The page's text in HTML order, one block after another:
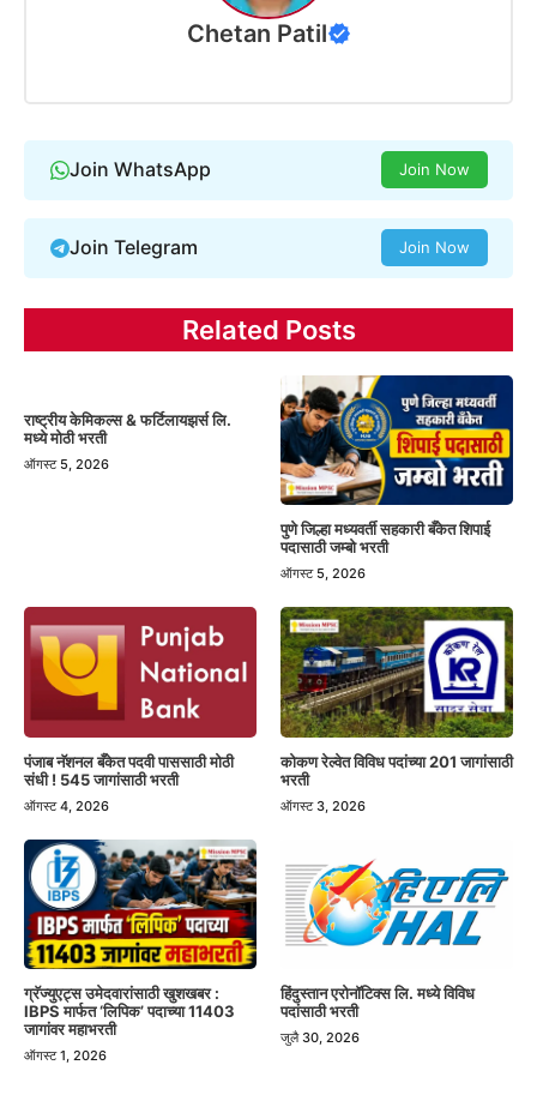
Chetan Patil
Join WhatsApp Join Now
Join Telegram Join Now
Related Posts
राष्ट्रीय केमिकल्स & फर्टिलायझर्स लि.
मध्ये मोठी भरती
ऑगस्ट 5, 2026
पुणे जिल्हा मध्यवर्ती सहकारी बँकेत शिपाई
पदासाठी जम्बो भरती
ऑगस्ट 5, 2026
पंजाब नॅशनल बँकेत पदवी पाससाठी मोठी
संधी ! 545 जागांसाठी भरती
ऑगस्ट 4, 2026
कोकण रेल्वेत विविध पदांच्या 201 जागांसाठी
भरती
ऑगस्ट 3, 2026
ग्रॅज्युएट्स उमेदवारांसाठी खुशखबर :
IBPS मार्फत ‘लिपिक’ पदाच्या 11403
जागांवर महाभरती
ऑगस्ट 1, 2026
हिंदुस्तान एरोनॉटिक्स लि. मध्ये विविध
पदांसाठी भरती
जुलै 30, 2026